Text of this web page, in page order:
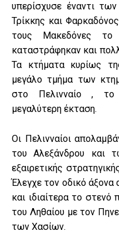
υπερίσχυσε έναντι
Τρίκκης και
τους Μακεδόνες
καταστράφηκαν και
Τα κτήματα κυρίως
μεγάλο τμήμα των
στο Πελινναίο , το
μεγαλύτερη έκταση.
Οι Πελινναίοι
του Αλεξάνδρου και
εξαιρετικής
Έλεγχε τον οδικό
και ιδιαίτερα το
του Ληθαίου με τον
των Χασίων.